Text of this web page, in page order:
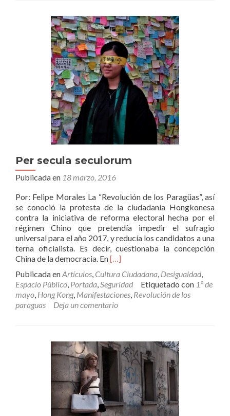
Per secula seculorum
Publicada en 18 marzo, 2016
Por: Felipe Morales La “Revolución de los Paragüas”, así
se conoció la protesta de la ciudadanía Hongkonesa
contra la iniciativa de reforma electoral hecha por el
régimen Chino que pretendía impedir el sufragio
universal para el año 2017, y reducía los candidatos a una
terna oficialista. Es decir, cuestionaba la concepción
China de la democracia. EnLeer
secula
seculorum
[…]
Publicada enArtículos, Cultura Ciudadana, Desigualdad,
Espacio Público, Portada,Seguridad Etiquetado con 1º de
mayo, Hong Kong, Manifestaciones, Revolución de los
paraguas
Deja un comentario